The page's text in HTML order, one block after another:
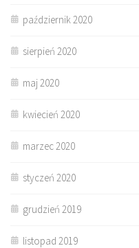
październik 2020
sierpień 2020
maj 2020
kwiecień 2020
marzec 2020
styczeń 2020
grudzień 2019
listopad 2019